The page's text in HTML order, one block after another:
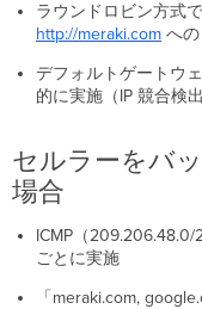
ラウンドロビン方式で
http://meraki.comへの
デフォルトゲートウ
的に実施（IP 競合検出
セルラーをバ
場合
ICMP（
ごとに実施
「meraki.com,